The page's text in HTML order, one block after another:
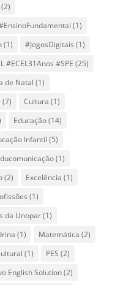
(2)
(1)
(1) #JogosDigitais (1)
#ECEL31Anos #SPE (25)
de Natal (1)
(7) Cultura (1)
Educação(14)
Infantil (5)
(1)
(2) Excelência (1)
(1)
da Unopar(1)
(1) Matemática (2)
(1) PES (2)
English Solution(2)